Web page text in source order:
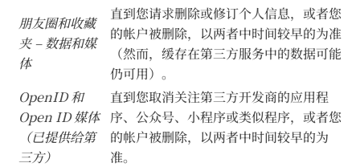
朋友圈和收藏
夹 – 数据和媒
体
直到您请求删除或修订个人信息，或者您
的帐户被删除，以两者中时间较早的为准
（然而，缓存在第三方服务中的数据可能
仍可用）。
OpenID 和
Open ID 媒体
（已提供给第
三方）
直到您取消关注第三方开发商的应用程
序、公众号、小程序或类似程序，或者您
的帐户被删除，以两者中时间较早的为
准。